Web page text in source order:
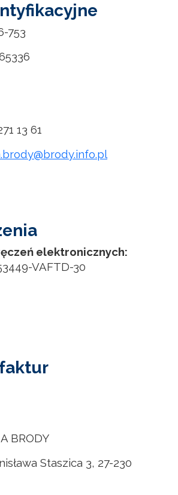
753
13 61
elektronicznych:
VAFTD-30
BRODY
Staszica 3, 27-230